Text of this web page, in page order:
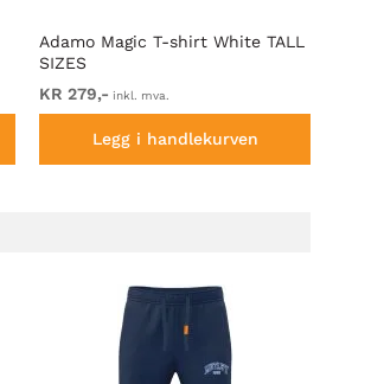
Adamo Magic T-shirt White TALL
SIZES
KR 279,- inkl. mva.
Legg i handlekurven